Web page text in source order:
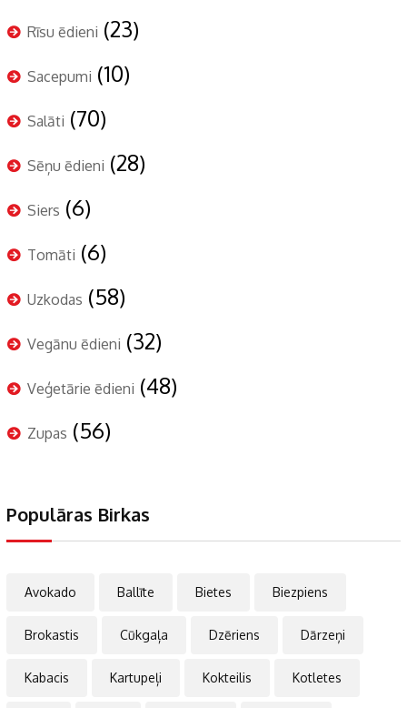
Rīsu ēdieni (23)
Sacepumi (10)
Salāti (70)
Sēņu ēdieni (28)
Siers (6)
Tomāti (6)
Uzkodas (58)
Vegānu ēdieni (32)
Veģetārie ēdieni (48)
Zupas (56)
Populāras Birkas
Avokado Ballīte Bietes Biezpiens
Brokastis Cūkgaļa Dzēriens Dārzeņi
Kabacis Kartupeļi Kokteilis Kotletes